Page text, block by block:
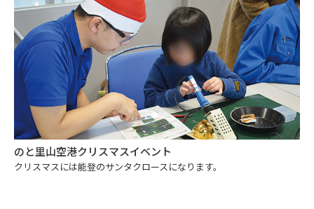
のと里山空港クリスマスイベント
クリスマスには能登のサンタクロースになります。